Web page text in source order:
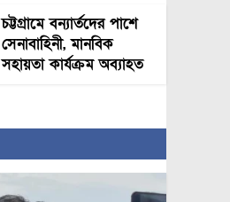
চট্টগ্রামে বন্যার্তদের পাশে
সেনাবাহিনী, মানবিক
সহায়তা কার্যক্রম অব্যাহত